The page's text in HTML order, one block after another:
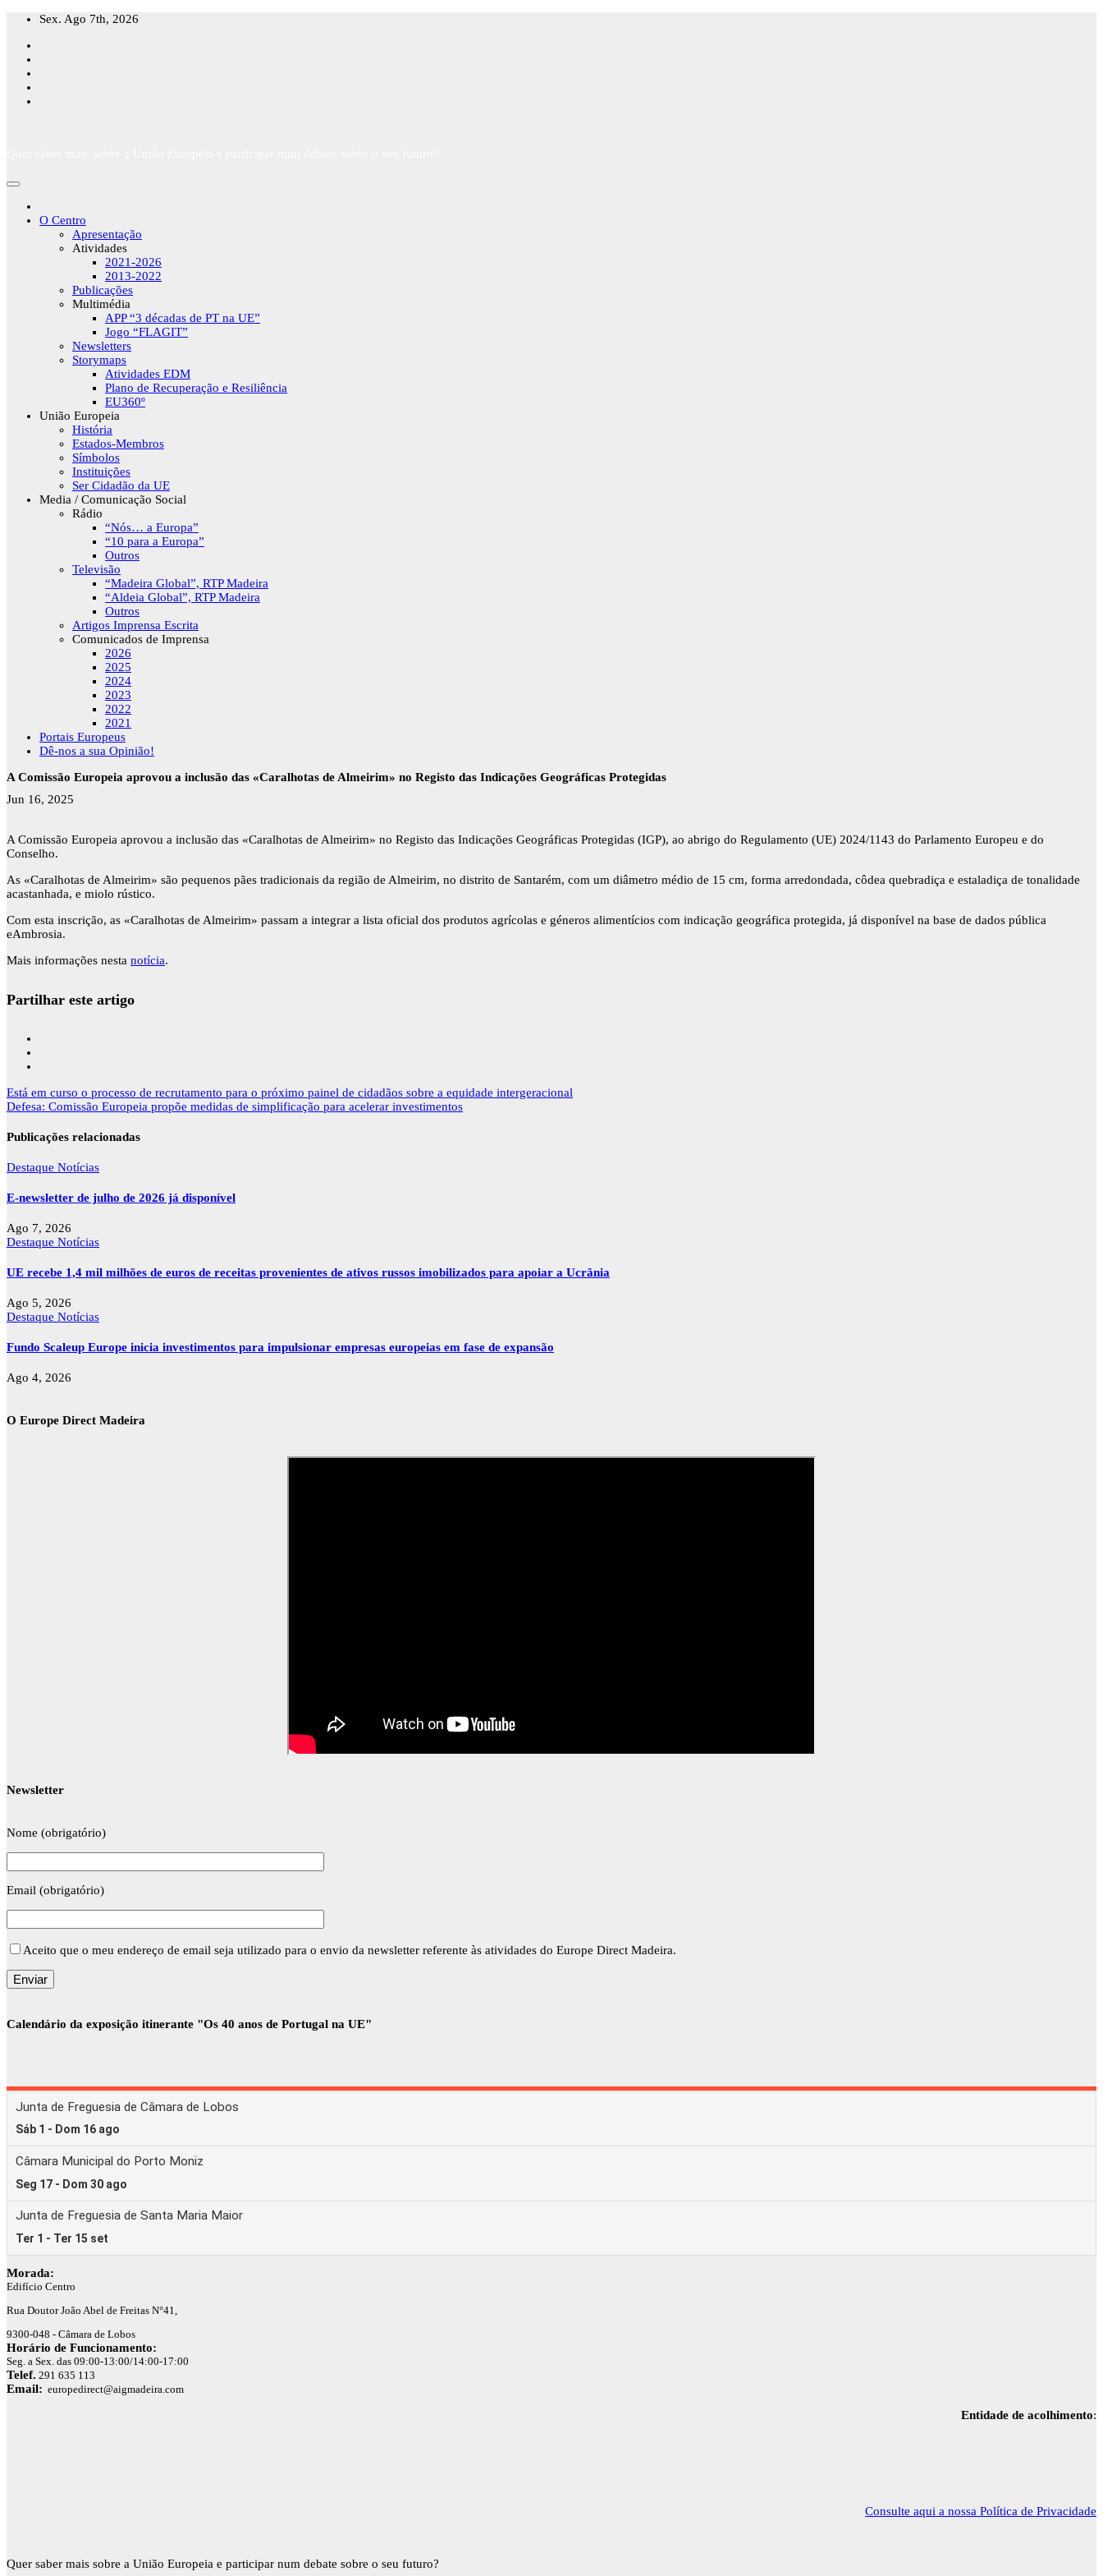
Skip
content
Sex. Ago 7th, 2026
O Centro
Apresentação
Atividades
2021-2026
2013-2022
Publicações
Multimédia
APP “3 décadas de PT na UE”
Jogo “FLAGIT”
Newsletters
Storymaps
Atividades EDM
Plano de Recuperação e Resiliência
EU360º
União Europeia
História
Estados-Membros
Símbolos
Instituições
Ser Cidadão da UE
Media / Comunicação Social
Rádio
“Nós… a Europa”
“10 para a Europa”
Outros
Televisão
“Madeira Global”, RTP Madeira
“Aldeia Global”, RTP Madeira
Outros
Artigos Imprensa Escrita
Comunicados de Imprensa
2026
2025
2024
2023
2022
2021
Portais Europeus
Dê-nos a sua Opinião!
A Comissão Europeia aprovou a inclusão das «Caralhotas de Almeirim» no Registo das Indicações Geográficas Protegidas
Jun 16, 2025
A Comissão Europeia aprovou a inclusão das «Caralhotas de Almeirim» no Registo das Indicações Geográficas Protegidas (IGP), ao abrigo do Regulamento (UE) 2024/1143 do Parlamento Europeu e do
Conselho.
As «Caralhotas de Almeirim» são pequenos pães tradicionais da região de Almeirim, no distrito de Santarém, com um diâmetro médio de 15 cm, forma arredondada, côdea quebradiça e estaladiça de tonalidade
acastanhada, e miolo rústico.
Com esta inscrição, as «Caralhotas de Almeirim» passam a integrar a lista oficial dos produtos agrícolas e géneros alimentícios com indicação geográfica protegida, já disponível na base de dados pública
eAmbrosia.
Mais informações nesta notícia.
Partilhar este artigo
Navegação
de
Está em curso o processo de recrutamento para o próximo painel de cidadãos sobre a equidade intergeracional
Defesa: Comissão Europeia propõe medidas de simplificação para acelerar investimentos
Publicações relacionadas
Destaque Notícias
E-newsletter de julho de 2026 já disponível
Ago 7, 2026
Destaque Notícias
UE recebe 1,4 mil milhões de euros de receitas provenientes de ativos russos imobilizados para apoiar a Ucrânia
Ago 5, 2026
Destaque Notícias
Fundo Scaleup Europe inicia investimentos para impulsionar empresas europeias em fase de expansão
Ago 4, 2026
O Europe Direct Madeira
Newsletter
Nome (obrigatório)
Email (obrigatório)
Aceito que o meu endereço de email seja utilizado para o envio da newsletter referente às atividades do Europe Direct Madeira.
Calendário da exposição itinerante "Os 40 anos de Portugal na UE"
Morada:
Edifício Centro
Rua Doutor João Abel de Freitas N°41,
9300-048 - Câmara de Lobos
Horário de Funcionamento:
Seg. a Sex. das 09:00-13:00/14:00-17:00
Telef. 291 635 113
Email: europedirect@aigmadeira.com
Entidade de acolhimento:
Consulte aqui a nossa Política de Privacidade
Quer saber mais sobre a União Europeia e participar num debate sobre o seu futuro?